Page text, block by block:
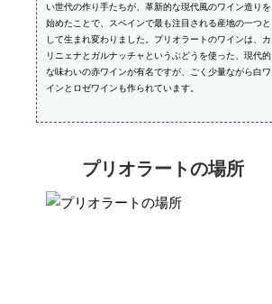
い世代の作り手たちが、革新的な現代風のワイン造りを
始めたことで、スペインで最も注目される産地の一つと
して生まれ変わりました。プリオラートのワインは、カ
リニェナとガルナッチャというぶどうを使った、現代的
な味わいの赤ワインが有名ですが、ごく少量ながら白ワ
インとロゼワインも作られています。
プリオラートの場所